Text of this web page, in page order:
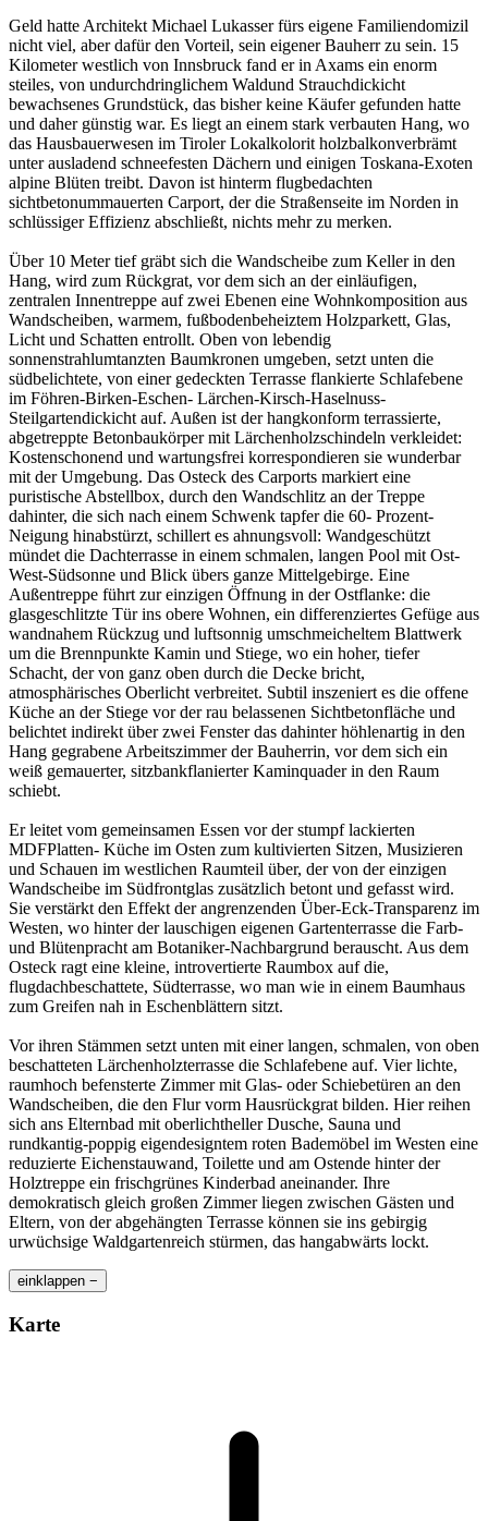
Geld hatte Architekt Michael Lukasser fürs eigene Familiendomizil
nicht viel, aber dafür den Vorteil, sein eigener Bauherr zu sein. 15
Kilometer westlich von Innsbruck fand er in Axams ein enorm
steiles, von undurchdringlichem Waldund Strauchdickicht
bewachsenes Grundstück, das bisher keine Käufer gefunden hatte
und daher günstig war. Es liegt an einem stark verbauten Hang, wo
das Hausbauerwesen im Tiroler Lokalkolorit holzbalkonverbrämt
unter ausladend schneefesten Dächern und einigen Toskana-Exoten
alpine Blüten treibt. Davon ist hinterm flugbedachten
sichtbetonummauerten Carport, der die Straßenseite im Norden in
schlüssiger Effizienz abschließt, nichts mehr zu merken.
Über 10 Meter tief gräbt sich die Wandscheibe zum Keller in den
Hang, wird zum Rückgrat, vor dem sich an der einläufigen,
zentralen Innentreppe auf zwei Ebenen eine Wohnkomposition aus
Wandscheiben, warmem, fußbodenbeheiztem Holzparkett, Glas,
Licht und Schatten entrollt. Oben von lebendig
sonnenstrahlumtanzten Baumkronen umgeben, setzt unten die
südbelichtete, von einer gedeckten Terrasse flankierte Schlafebene
im Föhren-Birken-Eschen- Lärchen-Kirsch-Haselnuss-
Steilgartendickicht auf. Außen ist der hangkonform terrassierte,
abgetreppte Betonbaukörper mit Lärchenholzschindeln verkleidet:
Kostenschonend und wartungsfrei korrespondieren sie wunderbar
mit der Umgebung. Das Osteck des Carports markiert eine
puristische Abstellbox, durch den Wandschlitz an der Treppe
dahinter, die sich nach einem Schwenk tapfer die 60- Prozent-
Neigung hinabstürzt, schillert es ahnungsvoll: Wandgeschützt
mündet die Dachterrasse in einem schmalen, langen Pool mit Ost-
West-Südsonne und Blick übers ganze Mittelgebirge. Eine
Außentreppe führt zur einzigen Öffnung in der Ostflanke: die
glasgeschlitzte Tür ins obere Wohnen, ein differenziertes Gefüge aus
wandnahem Rückzug und luftsonnig umschmeicheltem Blattwerk
um die Brennpunkte Kamin und Stiege, wo ein hoher, tiefer
Schacht, der von ganz oben durch die Decke bricht,
atmosphärisches Oberlicht verbreitet. Subtil inszeniert es die offene
Küche an der Stiege vor der rau belassenen Sichtbetonfläche und
belichtet indirekt über zwei Fenster das dahinter höhlenartig in den
Hang gegrabene Arbeitszimmer der Bauherrin, vor dem sich ein
weiß gemauerter, sitzbankflanierter Kaminquader in den Raum
schiebt.
Er leitet vom gemeinsamen Essen vor der stumpf lackierten
MDFPlatten- Küche im Osten zum kultivierten Sitzen, Musizieren
und Schauen im westlichen Raumteil über, der von der einzigen
Wandscheibe im Südfrontglas zusätzlich betont und gefasst wird.
Sie verstärkt den Effekt der angrenzenden Über-Eck-Transparenz im
Westen, wo hinter der lauschigen eigenen Gartenterrasse die Farb-
und Blütenpracht am Botaniker-Nachbargrund berauscht. Aus dem
Osteck ragt eine kleine, introvertierte Raumbox auf die,
flugdachbeschattete, Südterrasse, wo man wie in einem Baumhaus
zum Greifen nah in Eschenblättern sitzt.
Vor ihren Stämmen setzt unten mit einer langen, schmalen, von oben
beschatteten Lärchenholzterrasse die Schlafebene auf. Vier lichte,
raumhoch befensterte Zimmer mit Glas- oder Schiebetüren an den
Wandscheiben, die den Flur vorm Hausrückgrat bilden. Hier reihen
sich ans Elternbad mit oberlichtheller Dusche, Sauna und
rundkantig-poppig eigendesigntem roten Bademöbel im Westen eine
reduzierte Eichenstauwand, Toilette und am Ostende hinter der
Holztreppe ein frischgrünes Kinderbad aneinander. Ihre
demokratisch gleich großen Zimmer liegen zwischen Gästen und
Eltern, von der abgehängten Terrasse können sie ins gebirgig
urwüchsige Waldgartenreich stürmen, das hangabwärts lockt.
einklappen −
Karte